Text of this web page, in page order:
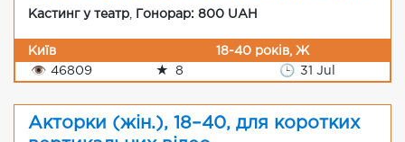
Кастинг у театр Гонорар: 800 UAH
Київ
18-40 років, Ж
👁 46809 ★ 8 🕒 31 Jul
Акторки (жін.), 18–40, для коротких